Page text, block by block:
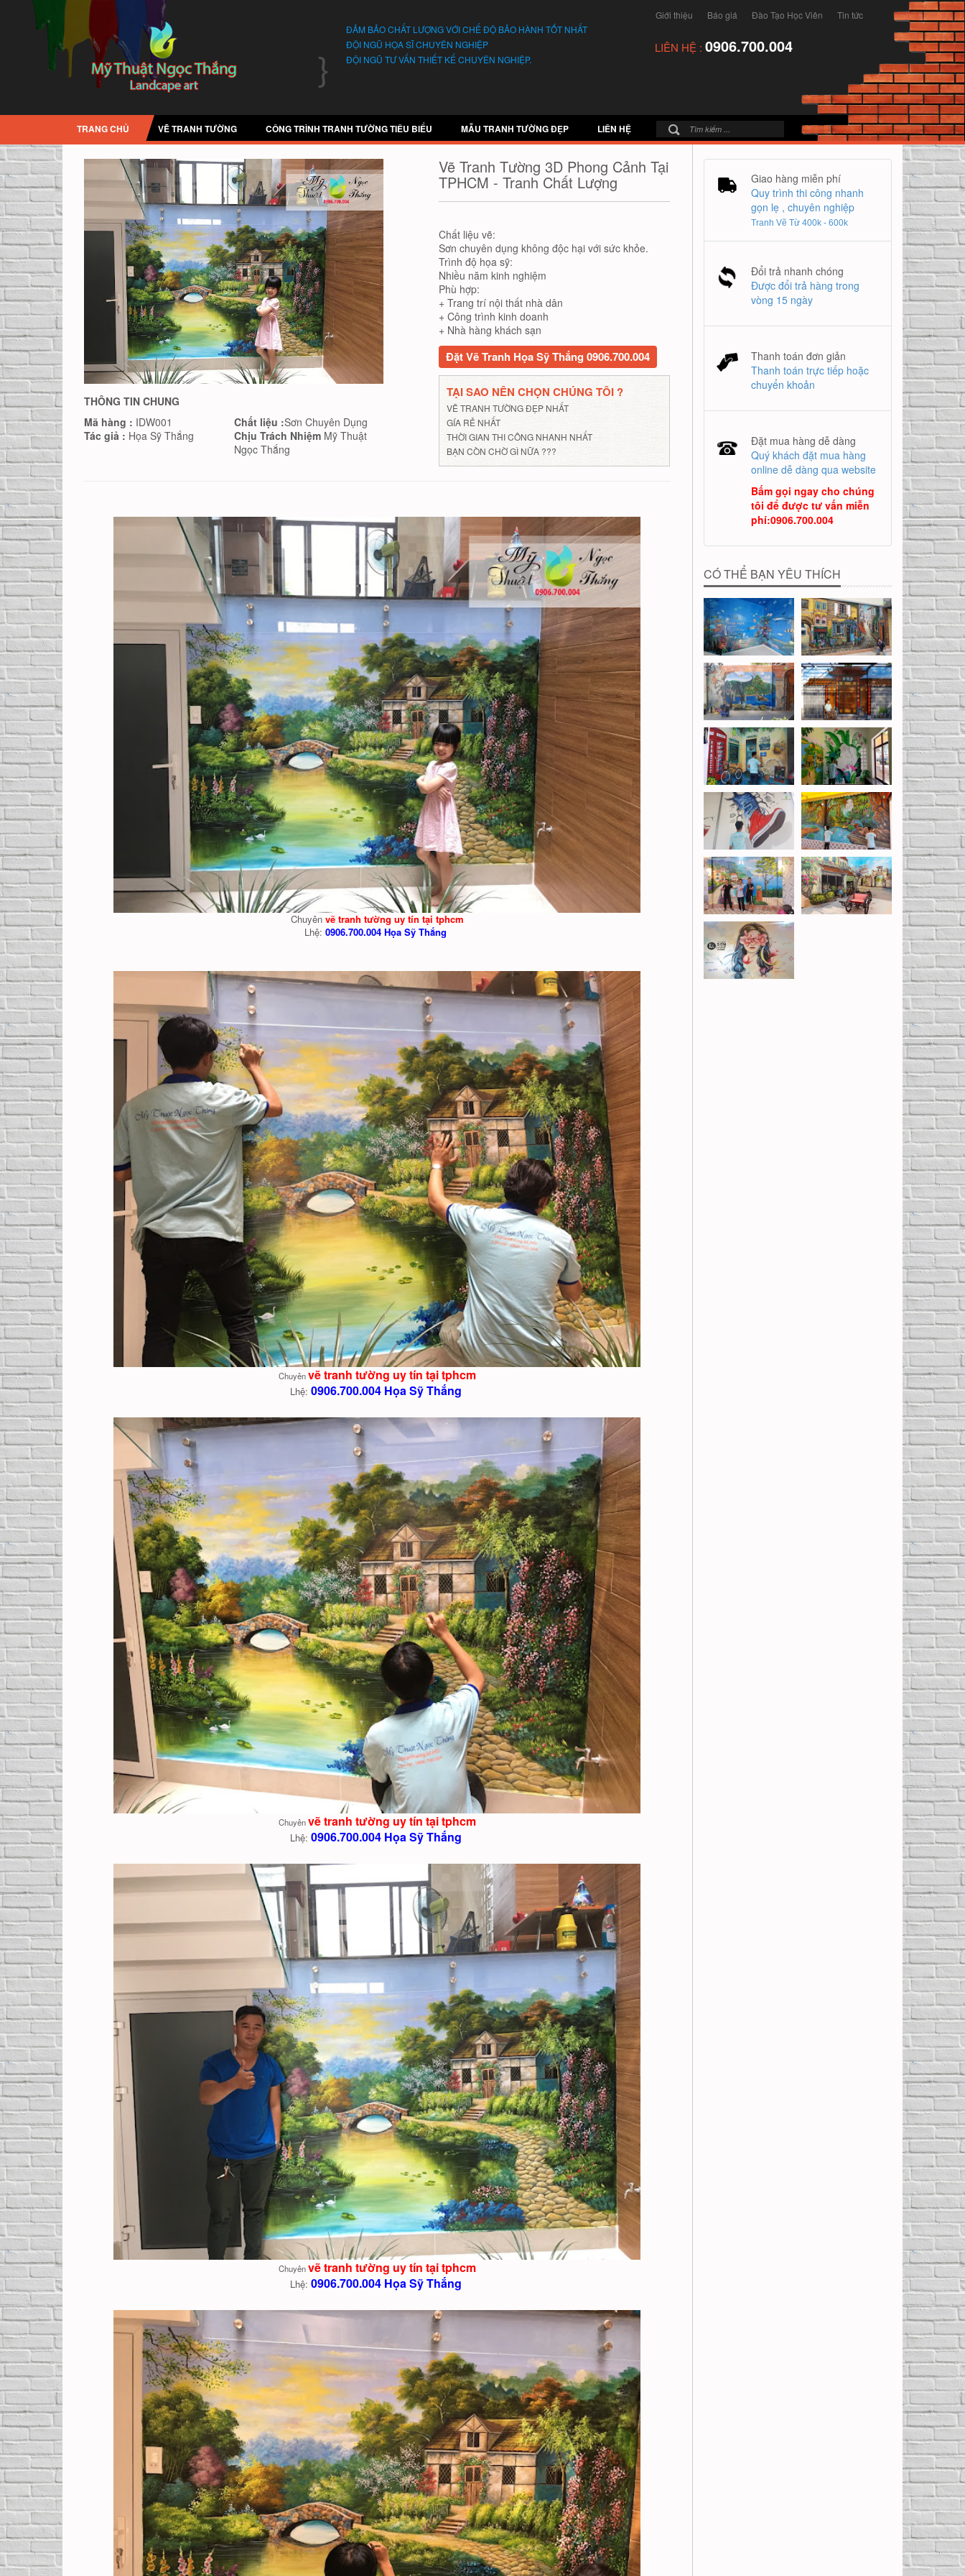
ĐẢM BẢO CHẤT LƯỢNG VỚI CHẾ ĐỘ BẢO HÀNH TỐT NHẤT
ĐỘI NGŨ HỌA SĨ CHUYÊN NGHIỆP
ĐỘI NGŨ TƯ VẤN THIẾT KẾ CHUYÊN NGHIỆP.
Giới thiệu Báo giá Đào Tạo Học Viên Tin tức
LIÊN HỆ : 0906.700.004
TRANG CHỦ VẼ TRANH TƯỜNG CÔNG TRÌNH TRANH TƯỜNG TIÊU BIỂU MẪU TRANH TƯỜNG ĐẸP LIÊN HỆ
THÔNG TIN CHUNG
Mã hàng : IDW001 Chất liệu :Sơn Chuyên Dụng
Tác giả : Họa Sỹ Thắng Chịu Trách NhiệmMỹ Thuật
Ngọc Thắng
Vẽ Tranh Tường 3D Phong Cảnh Tại
TPHCM - Tranh Chất Lượng
Chất liệu vẽ:
Sơn chuyên dụng không độc hại với sức khỏe.
Trình độ họa sỹ:
Nhiều năm kinh nghiệm
Phù hợp:
+ Trang trí nội thất nhà dân
+ Công trình kinh doanh
+ Nhà hàng khách sạn
Đặt Vẽ Tranh Họa Sỹ Thắng 0906.700.004
TẠI SAO NÊN CHỌN CHÚNG TÔI ?
VẼ TRANH TƯỜNG ĐẸP NHẤT
GÍA RẺ NHẤT
THỜI GIAN THI CÔNG NHANH NHẤT
BẠN CÒN CHỜ GÌ NỮA ???
Chuyên vẽ tranh tường uy tín tại tphcm
Lhệ:0906.700.004 Họa Sỹ Thắng
Chuyênvẽ tranh tường uy tín tại tphcm
Lhệ: 0906.700.004 Họa Sỹ Thắng
Chuyênvẽ tranh tường uy tín tại tphcm
Lhệ: 0906.700.004 Họa Sỹ Thắng
Chuyênvẽ tranh tường uy tín tại tphcm
Lhệ: 0906.700.004 Họa Sỹ Thắng
Giao hàng miễn phí
Quy trình thi công nhanh
gọn lẹ , chuyên nghiệp
Tranh Vẽ Từ 400k - 600k
Đổi trả nhanh chóng
Được đổi trả hàng trong
vòng 15 ngày
Thanh toán đơn giản
Thanh toán trực tiếp hoặc
chuyển khoản
Đặt mua hàng dễ dàng
Quý khách đặt mua hàng
online dễ dàng qua website
Bấm gọi ngay cho chúng
tôi để được tư vấn miễn
phí:0906.700.004
CÓ THỂ BẠN YÊU THÍCH